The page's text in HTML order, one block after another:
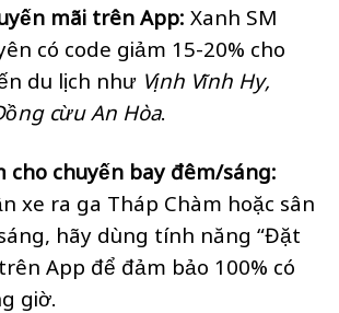
mãi trên App: Xanh SM
có code giảm 15-20% cho
du lịch như Vịnh Vĩnh Hy,
cừu An Hòa.
cho chuyến bay đêm/sáng:
xe ra ga Tháp Chàm hoặc sân
hãy dùng tính năng “Đặt
App để đảm bảo 100% có
giờ.